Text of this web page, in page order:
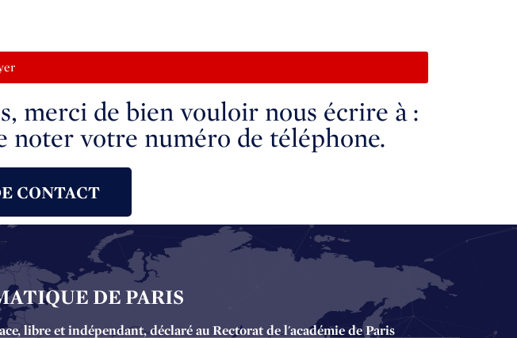
merci de bien vouloir nous écrire à :
noter votre numéro de téléphone.
CONTACT
DE PARIS
libre et indépendant, déclaré au Rectorat de l'académie de Paris